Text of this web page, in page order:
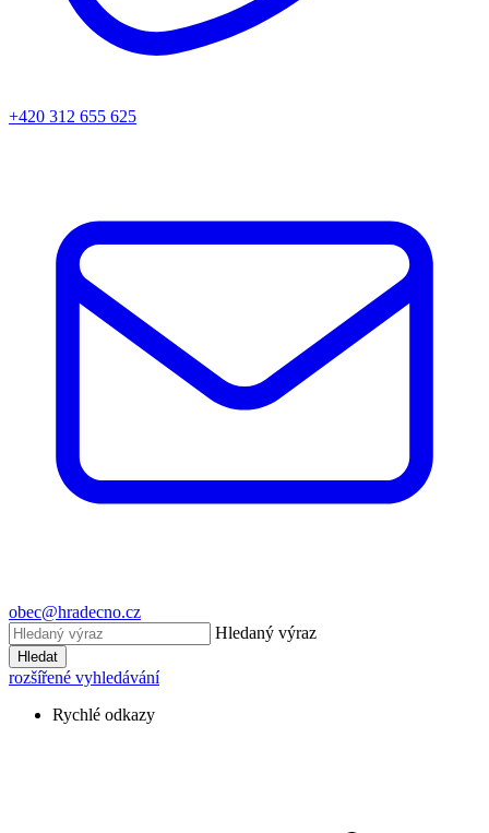
+420 312 655 625
obec@hradecno.cz
Hledaný výraz
Hledat
rozšířené vyhledávání
Rychlé odkazy